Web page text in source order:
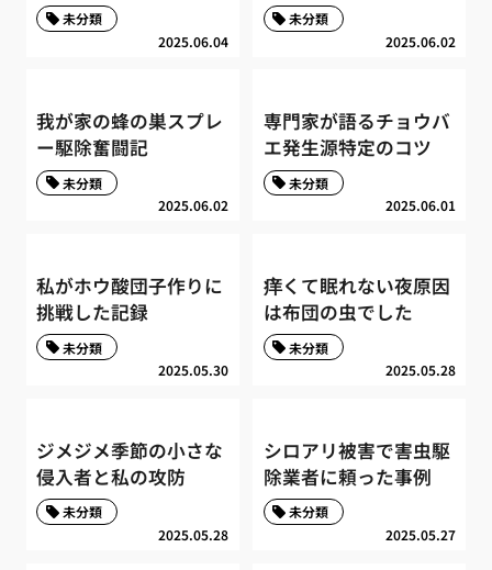
2025.06.04
未分類
2025.06.02
未分類
我が家の蜂の巣スプレ
ー駆除奮闘記
2025.06.02
未分類
専門家が語るチョウバ
エ発生源特定のコツ
2025.06.01
未分類
私がホウ酸団子作りに
挑戦した記録
2025.05.30
未分類
痒くて眠れない夜原因
は布団の虫でした
2025.05.28
未分類
ジメジメ季節の小さな
侵入者と私の攻防
2025.05.28
未分類
シロアリ被害で害虫駆
除業者に頼った事例
2025.05.27
未分類